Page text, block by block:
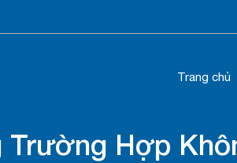
Trang chủ
Trường Hợp